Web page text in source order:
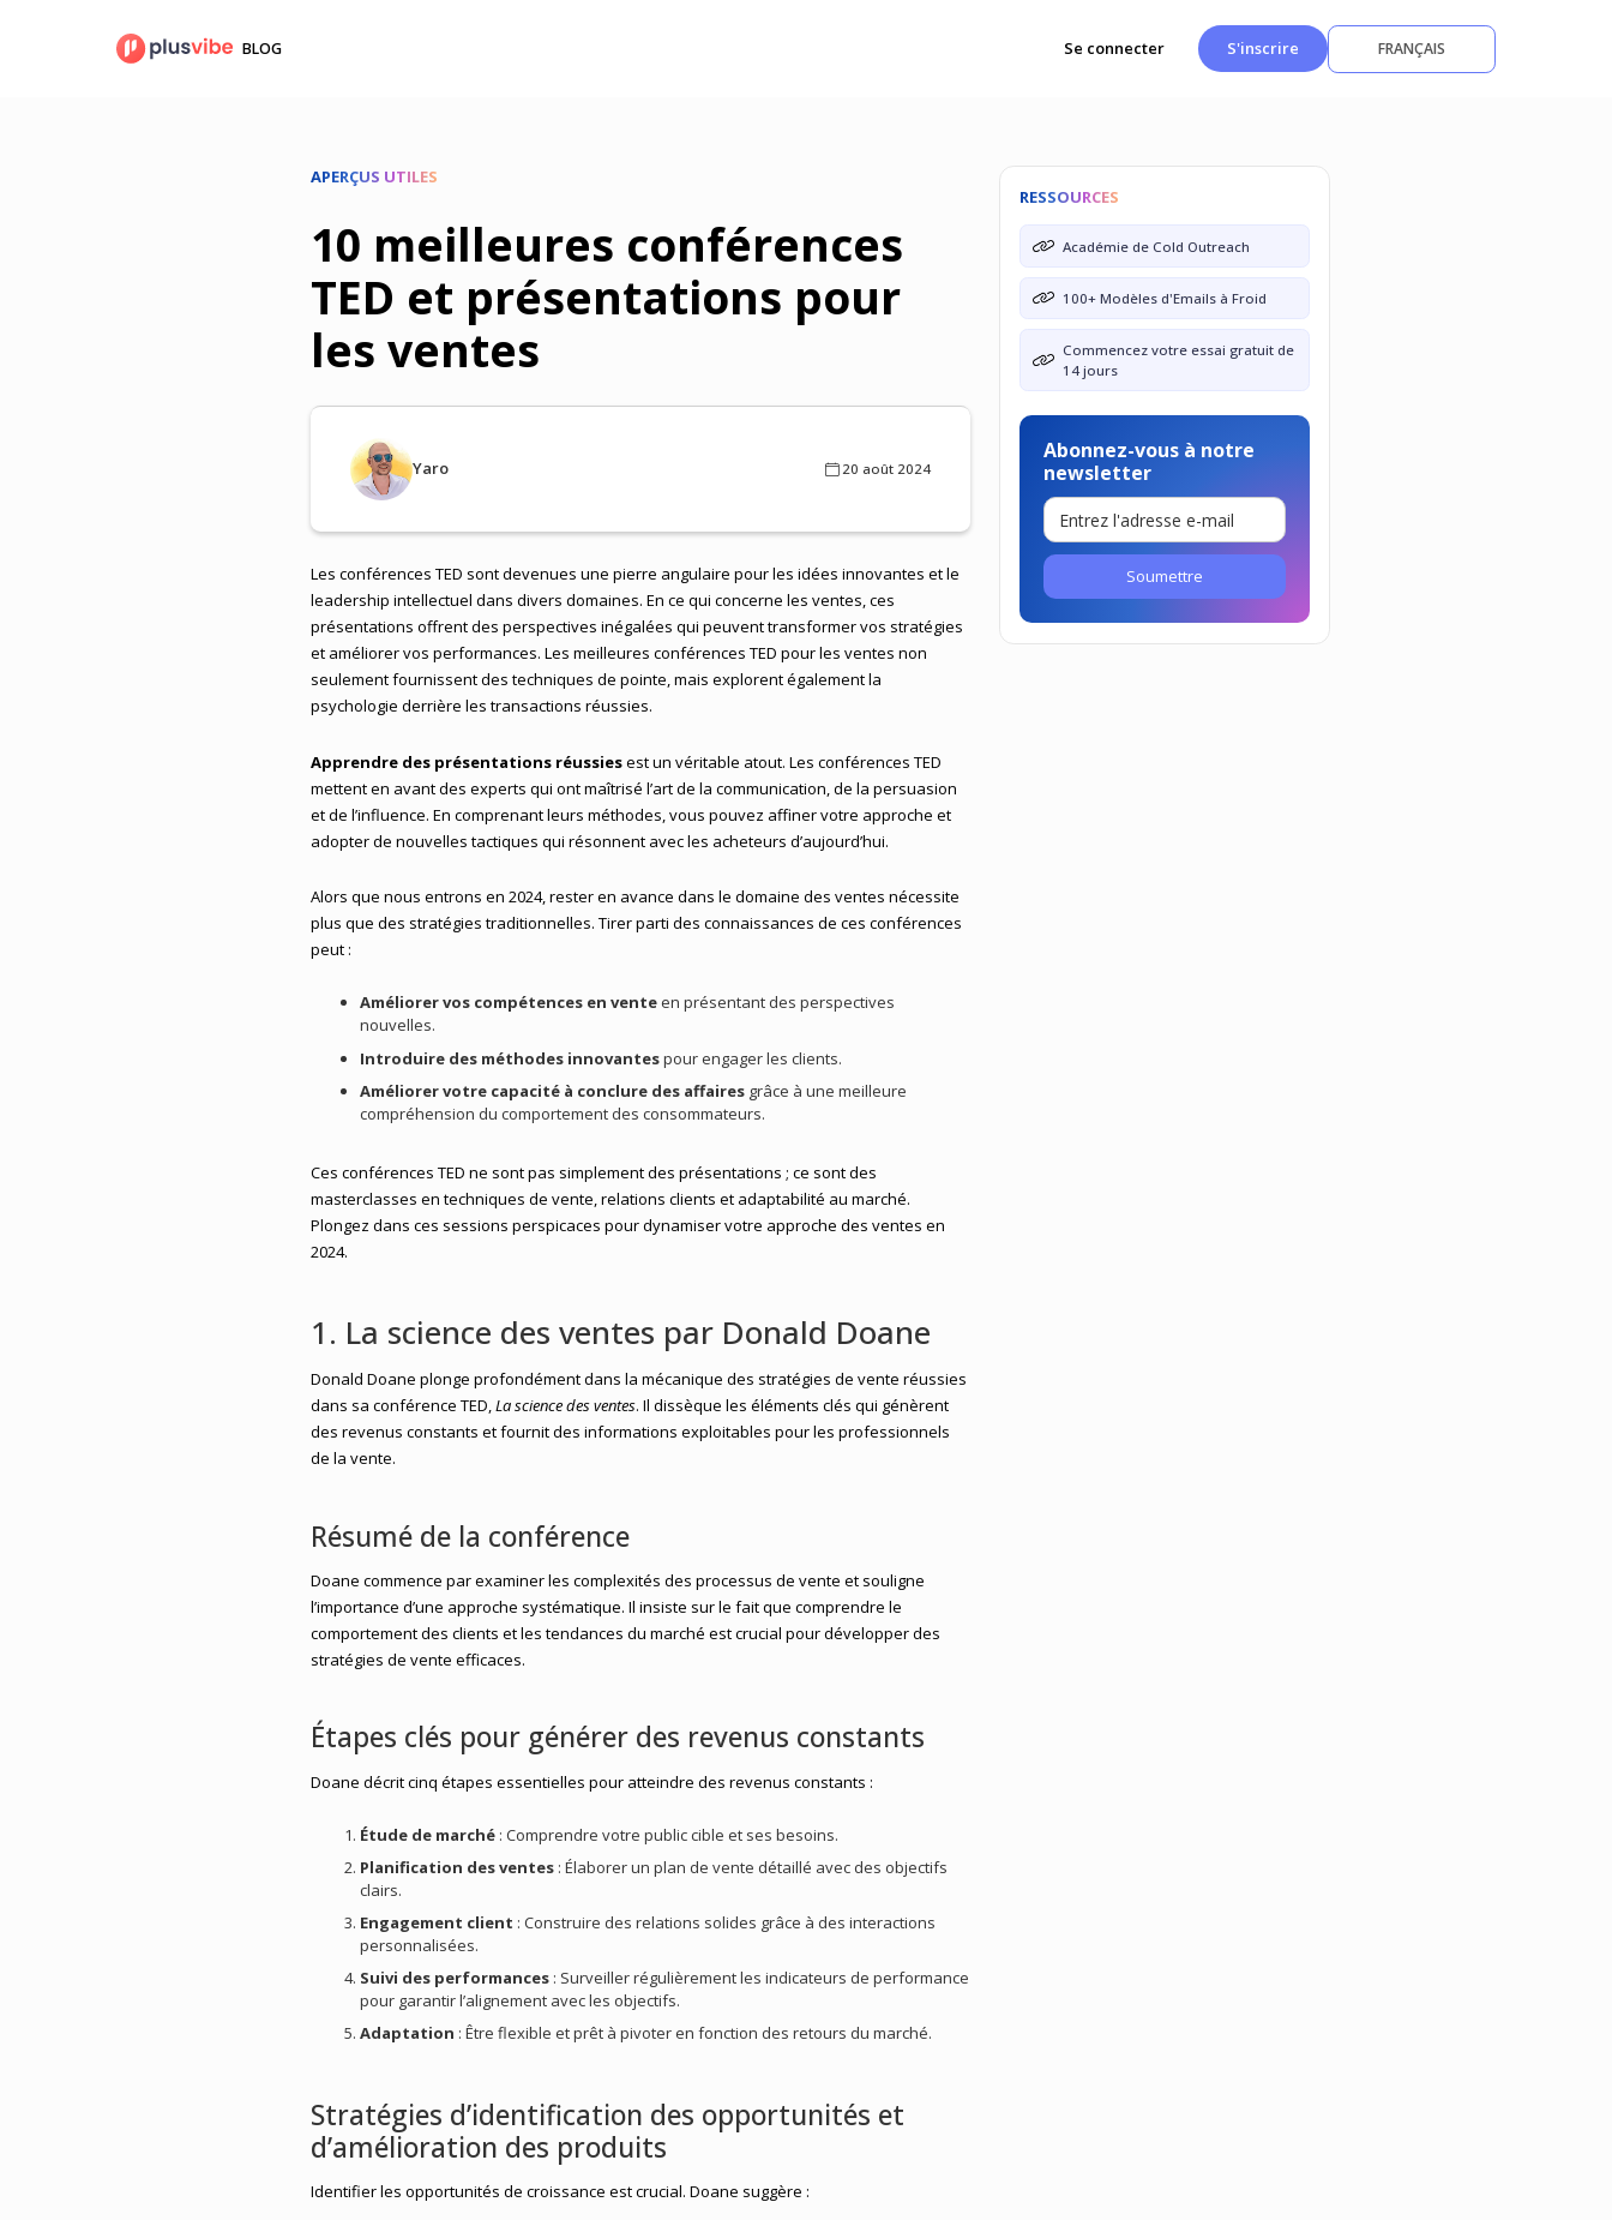
BLOG Se connecter S'inscrire FRANÇAIS
APERÇUS UTILES
10 meilleures conférences
TED et présentations pour
les ventes
Yaro 20 août 2024
Les conférences TED sont devenues une pierre angulaire pour les idées innovantes et le
leadership intellectuel dans divers domaines. En ce qui concerne les ventes, ces
présentations offrent des perspectives inégalées qui peuvent transformer vos stratégies
et améliorer vos performances. Les meilleures conférences TED pour les ventes non
seulement fournissent des techniques de pointe, mais explorent également la
psychologie derrière les transactions réussies.
Apprendre des présentations réussiesest un véritable atout. Les conférences TED
mettent en avant des experts qui ont maîtrisé l’art de la communication, de la persuasion
et de l’influence. En comprenant leurs méthodes, vous pouvez affiner votre approche et
adopter de nouvelles tactiques qui résonnent avec les acheteurs d’aujourd’hui.
Alors que nous entrons en 2024, rester en avance dans le domaine des ventes nécessite
plus que des stratégies traditionnelles. Tirer parti des connaissances de ces conférences
peut :
Améliorer vos compétences en venteen présentant des perspectives
nouvelles.
Introduire des méthodes innovantespour engager les clients.
Améliorer votre capacité à conclure des affairesgrâce à une meilleure
compréhension du comportement des consommateurs.
Ces conférences TED ne sont pas simplement des présentations ; ce sont des
masterclasses en techniques de vente, relations clients et adaptabilité au marché.
Plongez dans ces sessions perspicaces pour dynamiser votre approche des ventes en
2024.
1. La science des ventes par Donald Doane
Donald Doane plonge profondément dans la mécanique des stratégies de vente réussies
dans sa conférence TED,La science des ventes. Il dissèque les éléments clés qui génèrent
des revenus constants et fournit des informations exploitables pour les professionnels
de la vente.
Résumé de la conférence
Doane commence par examiner les complexités des processus de vente et souligne
l’importance d’une approche systématique. Il insiste sur le fait que comprendre le
comportement des clients et les tendances du marché est crucial pour développer des
stratégies de vente efficaces.
Étapes clés pour générer des revenus constants
Doane décrit cinq étapes essentielles pour atteindre des revenus constants :
Étude de marché: Comprendre votre public cible et ses besoins.
Planification des ventes: Élaborer un plan de vente détaillé avec des objectifs
clairs.
Engagement client : Construire des relations solides grâce à des interactions
personnalisées.
Suivi des performances: Surveiller régulièrement les indicateurs de performance
pour garantir l’alignement avec les objectifs.
Adaptation : Être flexible et prêt à pivoter en fonction des retours du marché.
Stratégies d’identification des opportunités et
d’amélioration des produits
Identifier les opportunités de croissance est crucial. Doane suggère :
RESSOURCES
Académie de Cold Outreach
100+ Modèles d'Emails à Froid
Commencez votre essai gratuit de
14 jours
Abonnez-vous à notre
newsletter
Soumettre